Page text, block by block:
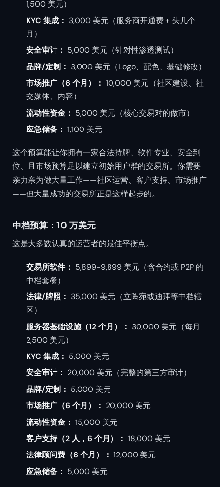
1,500 美元）
KYC 集成： 3,000 美元（服务商开通费 + 头几个
月）
安全审计： 5,000 美元（针对性渗透测试）
品牌/定制： 3,000 美元（Logo、配色、基础修改）
市场推广（6 个月）： 10,000 美元（社区建设、社
交媒体、内容）
流动性资金： 5,000 美元（核心交易对的做市）
应急储备： 1,100 美元
这个预算能让你拥有一家合法持牌、软件专业、安全到
位、且市场预算足以建立初始用户群的交易所。你需要
亲力亲为做大量工作——社区运营、客户支持、市场推广
——但大量成功的交易所正是这样起步的。
中档预算：10 万美元
这是大多数认真的运营者的最佳平衡点。
交易所软件： 5,899-9,899 美元（含合约或 P2P 的
中档套餐）
法律/牌照： 35,000 美元（立陶宛或迪拜等中档辖
区）
服务器基础设施（12 个月）： 30,000 美元（每月
2,500 美元）
KYC 集成： 5,000 美元
安全审计： 20,000 美元（完整的第三方审计）
品牌/定制： 5,000 美元
市场推广（6 个月）： 20,000 美元
流动性资金： 15,000 美元
客户支持（2 人，6 个月）： 18,000 美元
法律顾问费（6 个月）： 12,000 美元
应急储备： 5,000 美元